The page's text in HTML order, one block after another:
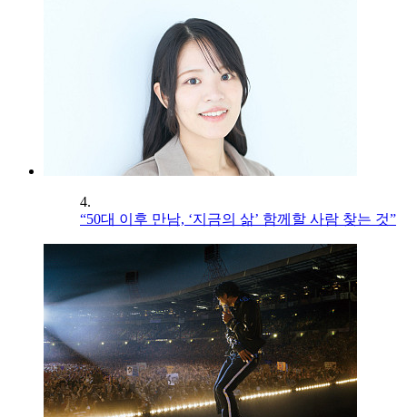
4.
“50대 이후 만남, ‘지금의 삶’ 함께할 사람 찾는 것”